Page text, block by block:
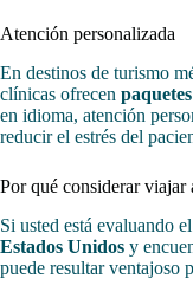
Atención personalizada
En destinos de turismo
clínicas ofrecen
en idioma, atención
reducir el estrés del
Por qué considerar
Si usted está evaluando el
Estados Unidos y
puede resultar ventajoso